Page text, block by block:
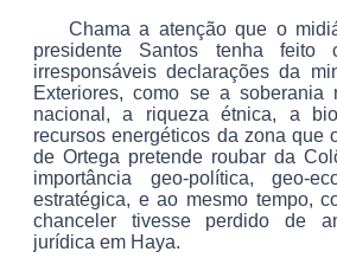
Chama a atenção que o
presidente Santos tenha feito
irresponsáveis declarações da
Exteriores, como se a soberania
nacional, a riqueza étnica, a
recursos energéticos da zona que
de Ortega pretende roubar da
importância geo-política, geo-
estratégica, e ao mesmo tempo,
chanceler tivesse perdido de
jurídica em Haya.